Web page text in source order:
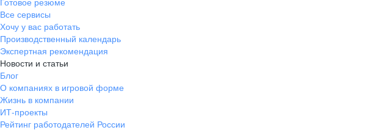
Все сервисы
Хочу у вас работать
Производственный календарь
Экспертная рекомендация
Новости и статьи
Блог
О компаниях в игровой форме
Жизнь в компании
ИТ-проекты
Рейтинг работодателей России